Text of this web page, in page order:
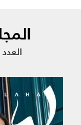
العدد 1098 | تموز 2026